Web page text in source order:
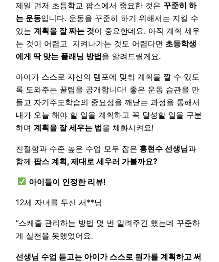
제일 먼저 초등학교 팝스에서 중요한 것은 꾸준히 하
는 운동입니다. 운동을 꾸준히 하기 위해서는 지킬 수
있는 계획을 잘 짜는 것이 중요한데요. 아직 계획 세우
는 것이 어렵고 지켜나가는 것도 어렵다면 초등학생
에게 딱 맞는 플래닝 방법을 알려드릴게요.
아이가 스스로 자신의 템포에 맞춰 계획을 짤 수 있도
록 도와주는 꿀팁을 공개합니다! 좋은 운동 습관을 만
들고 자기주도학습의 중요성을 깨닫는 과정을 통해서
내가 오늘 해야 할 일을 계획하고 꼭 달성할 일을 구분
하며 계획을 잘 세우는 법을 체화시켜요!
친절함과 수준 높은 수업 모두 잡은 홍현수 선생님과
함께 팝스 계획, 제대로 세우러 가볼까요?
아이들이 인정한 리뷰!
12세 자녀를 두신 서**님
“스케줄 관리하는 방법 몇 번 알려주긴 했는데 꾸준하
게 실천을 못했었어요.
선생님 수업 듣고는 아이가 스스로 뭔가를 계획하고 써